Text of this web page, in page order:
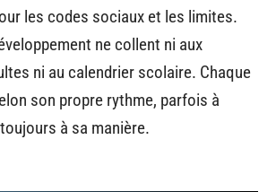
les codes sociaux et les limites.
ne collent ni aux
ni au calendrier scolaire. Chaque
son propre rythme, parfois à
à sa manière.